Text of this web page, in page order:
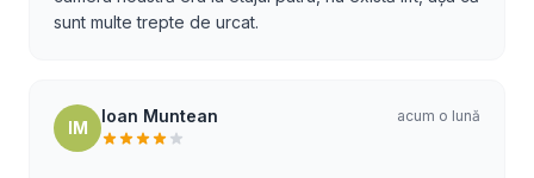
sunt multe trepte de urcat.
IM
Ioan Muntean acum o lună